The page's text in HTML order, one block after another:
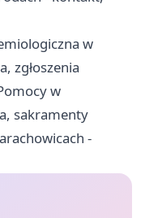
w
zgłoszenia
w
sakramenty
-